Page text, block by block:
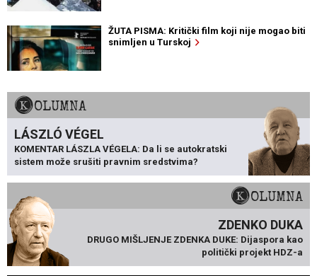
ŽUTA PISMA: Kritički film koji nije mogao biti
snimljen u Turskoj
KOLUMNA
LÁSZLÓ VÉGEL
KOMENTAR LÁSZLA VÉGELA: Da li se autokratski
sistem može srušiti pravnim sredstvima?
KOLUMNA
ZDENKO DUKA
DRUGO MIŠLJENJE ZDENKA DUKE: Dijaspora kao
politički projekt HDZ-a